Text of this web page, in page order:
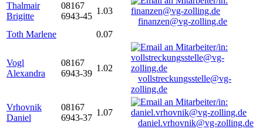
Thalmair
Brigitte
08167
6943-45
1.03
finanzen@vg-zolling.de
Toth Marlene
0.07
Vogl
Alexandra
08167
6943-39
1.02
vollstreckungsstelle@vg-
zolling.de
Vrhovnik
Daniel
08167
6943-37
1.07
daniel.vrhovnik@vg-zolling.de